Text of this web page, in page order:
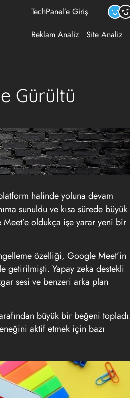
TechPanel’e Giriş
Reklam Analiz
Site Analiz
Gürültü
halinde yoluna devam
sunuldu ve kısa sürede büyük
Meet’e oldukça işe yarar yeni bir
özelliği, Google Meet’in
getirilmişti. Yapay zeka destekli
sesi ve benzeri arka plan
büyük bir beğeni
aktif etmek için bazı